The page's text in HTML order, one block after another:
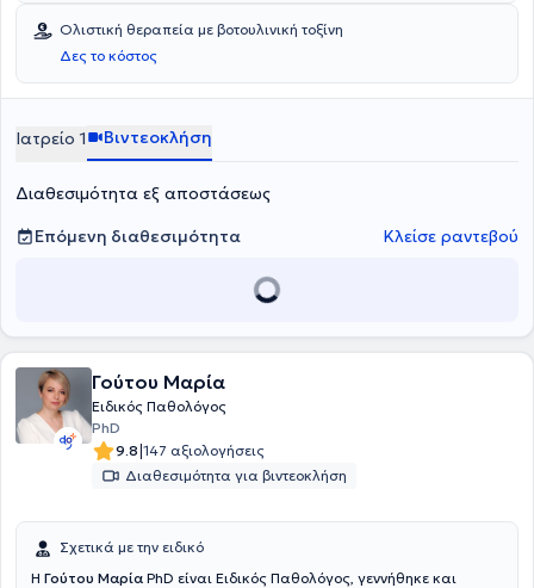
Ολιστική θεραπεία με βοτουλινική τοξίνη
Δες το κόστος
Ιατρείο 1 Βιντεοκλήση
Διαθεσιμότητα εξ αποστάσεως
Επόμενη διαθεσιμότητα
Κλείσε ραντεβού
Γούτου Μαρία
Ειδικός Παθολόγος
PhD
9.8|147 αξιολογήσεις
Διαθεσιμότητα για βιντεοκλήση
Σχετικά με την ειδικό
Η Γούτου Μαρία PhD είναι Ειδικός Παθολόγος, γεννήθηκε και